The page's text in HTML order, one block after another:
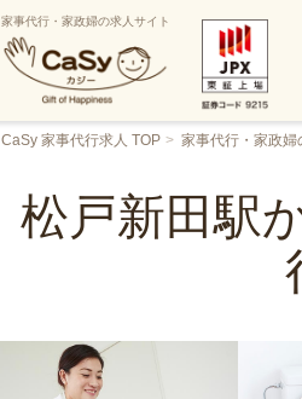
家事代行・家政婦の求人サイト
CaSy 家事代行求人 TOP 家事代行・家政婦
松戸新田駅